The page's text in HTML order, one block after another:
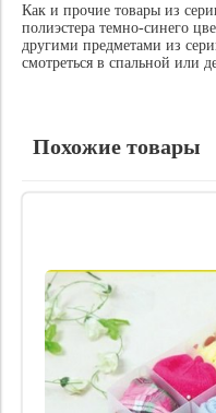
Как и прочие товары из
полиэстера темно-синего
другими предметами из
смотреться в спальной или
Похожие товары